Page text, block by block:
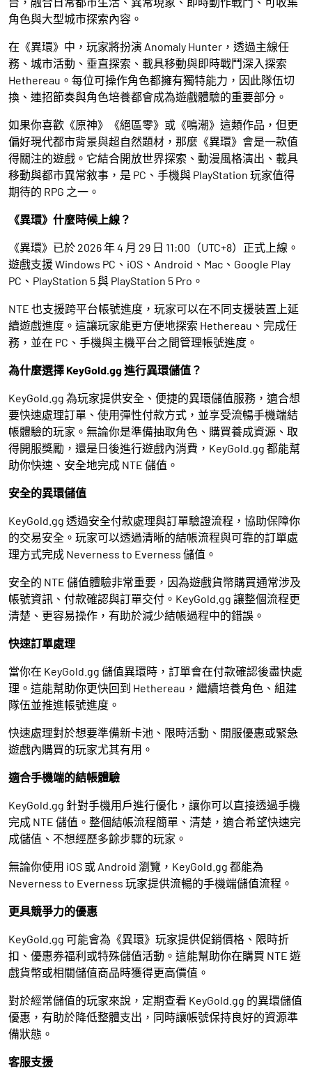
角色與大型城市探索內容。
在《異環》中，玩家將扮演 Anomaly Hunter，透過主線任
務、城市活動、垂直探索、載具移動與即時戰鬥深入探索
Hethereau。每位可操作角色都擁有獨特能力，因此隊伍切
換、連招節奏與角色培養都會成為遊戲體驗的重要部分。
如果你喜歡《原神》《絕區零》或《鳴潮》這類作品，但更
偏好現代都市背景與超自然題材，那麼《異環》會是一款值
得關注的遊戲。它結合開放世界探索、動漫風格演出、載具
移動與都市異常敘事，是 PC、手機與 PlayStation 玩家值得
期待的 RPG 之一。
《異環》什麼時候上線？
《異環》已於 2026 年 4 月 29 日 11:00（UTC+8）正式上線。
遊戲支援 Windows PC、iOS、Android、Mac、Google Play
PC、PlayStation 5 與 PlayStation 5 Pro。
NTE 也支援跨平台帳號進度，玩家可以在不同支援裝置上延
續遊戲進度。這讓玩家能更方便地探索 Hethereau、完成任
務，並在 PC、手機與主機平台之間管理帳號進度。
為什麼選擇 KeyGold.gg 進行異環儲值？
KeyGold.gg 為玩家提供安全、便捷的異環儲值服務，適合想
要快速處理訂單、使用彈性付款方式，並享受流暢手機端結
帳體驗的玩家。無論你是準備抽取角色、購買養成資源、取
得開服獎勵，還是日後進行遊戲內消費，KeyGold.gg 都能幫
助你快速、安全地完成 NTE 儲值。
安全的異環儲值
KeyGold.gg 透過安全付款處理與訂單驗證流程，協助保障你
的交易安全。玩家可以透過清晰的結帳流程與可靠的訂單處
理方式完成 Neverness to Everness 儲值。
安全的 NTE 儲值體驗非常重要，因為遊戲貨幣購買通常涉及
帳號資訊、付款確認與訂單交付。KeyGold.gg 讓整個流程更
清楚、更容易操作，有助於減少結帳過程中的錯誤。
快速訂單處理
當你在 KeyGold.gg 儲值異環時，訂單會在付款確認後盡快處
理。這能幫助你更快回到 Hethereau，繼續培養角色、組建
隊伍並推進帳號進度。
快速處理對於想要準備新卡池、限時活動、開服優惠或緊急
遊戲內購買的玩家尤其有用。
適合手機端的結帳體驗
KeyGold.gg 針對手機用戶進行優化，讓你可以直接透過手機
完成 NTE 儲值。整個結帳流程簡單、清楚，適合希望快速完
成儲值、不想經歷多餘步驟的玩家。
無論你使用 iOS 或 Android 瀏覽，KeyGold.gg 都能為
Neverness to Everness 玩家提供流暢的手機端儲值流程。
更具競爭力的優惠
KeyGold.gg 可能會為《異環》玩家提供促銷價格、限時折
扣、優惠券福利或特殊儲值活動。這能幫助你在購買 NTE 遊
戲貨幣或相關儲值商品時獲得更高價值。
對於經常儲值的玩家來說，定期查看 KeyGold.gg 的異環儲值
優惠，有助於降低整體支出，同時讓帳號保持良好的資源準
備狀態。
客服支援